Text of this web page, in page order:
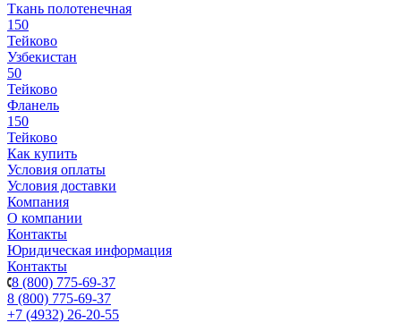
Ткань полотенечная
150
Тейково
Узбекистан
50
Тейково
Фланель
150
Тейково
Как купить
Условия оплаты
Условия доставки
Компания
О компании
Контакты
Юридическая информация
Контакты
8 (800) 775-69-37
8 (800) 775-69-37
+7 (4932) 26-20-55